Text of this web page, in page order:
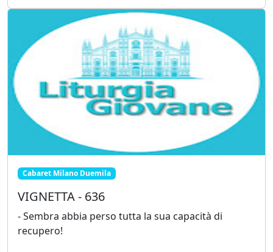
Cabaret Milano Duemila
VIGNETTA - 636
- Sembra abbia perso tutta la sua capacità di
recupero!